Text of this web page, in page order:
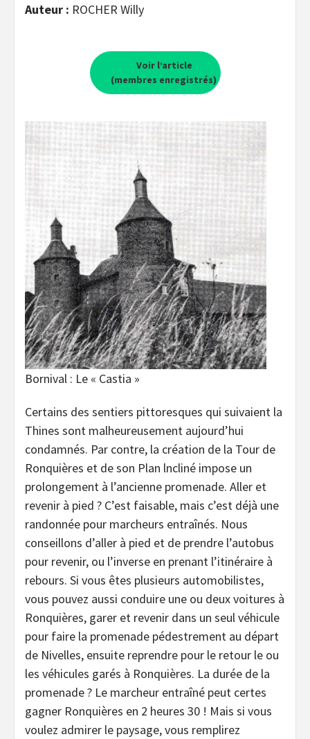
Auteur : ROCHER Willy
Voir l’article
(membres enregistrés)
Bornival : Le « Castia »
Certains des sentiers pittoresques qui suivaient la
Thines sont malheureusement aujourd’hui
condamnés. Par contre, la création de la Tour de
Ronquières et de son Plan lncliné impose un
prolongement à l’ancienne promenade. Aller et
revenir à pied ? C’est faisable, mais c’est déjà une
randonnée pour marcheurs entraînés. Nous
conseillons d’aller à pied et de prendre l’autobus
pour revenir, ou l’inverse en prenant l’itinéraire à
rebours. Si vous êtes plusieurs automobilistes,
vous pouvez aussi conduire une ou deux voitures à
Ronquières, garer et revenir dans un seul véhicule
pour faire la promenade pédestrement au départ
de Nivelles, ensuite reprendre pour le retour le ou
les véhicules garés à Ronquières. La durée de la
promenade ? Le marcheur entraîné peut certes
gagner Ronquières en 2 heures 30 ! Mais si vous
voulez admirer le paysage, vous remplirez